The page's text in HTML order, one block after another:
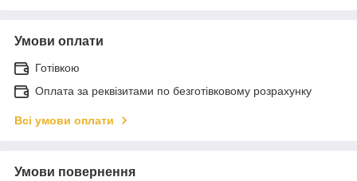
Умови оплати
Готівкою
Оплата за реквізитами по безготівковому розрахунку
Всі умови оплати
Умови повернення